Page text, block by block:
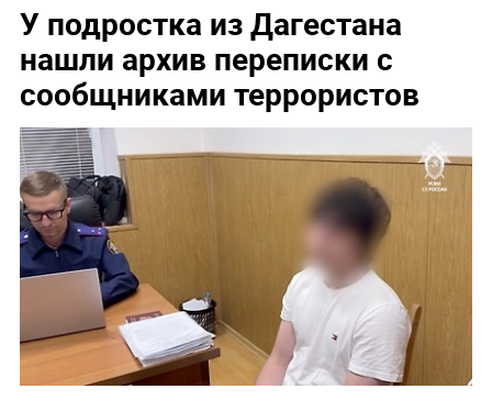
У подростка из Дагестана
нашли архив переписки с
сообщниками террористов